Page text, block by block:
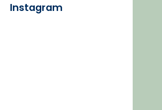
Instagram